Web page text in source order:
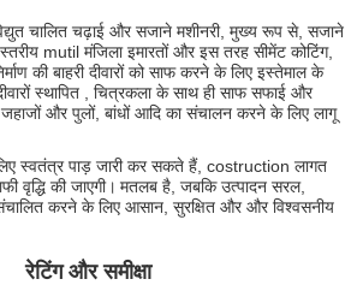
चालित चढ़ाई और सजाने मशीनरी, मुख्य रूप से, सजाने
mutil मंजिला इमारतों और इस तरह सीमेंट कोटिंग,
की बाहरी दीवारों को साफ करने के लिए इस्तेमाल के
स्थापित , चित्रकला के साथ ही साफ सफाई और
और पुलों, बांधों आदि का संचालन करने के लिए लागू
स्वतंत्र पाड़ जारी कर सकते हैं, costruction लागत
वृद्धि की जाएगी। मतलब है, जबकि उत्पादन सरल,
करने के लिए आसान, सुरक्षित और और विश्वसनीय
रेटिंग और समीक्षा